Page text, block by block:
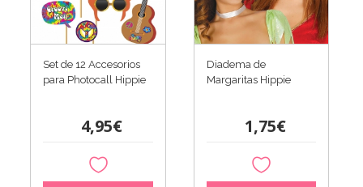
Set de 12 Accesorios
para Photocall Hippie
4,95€
Diadema de
Margaritas Hippie
1,75€